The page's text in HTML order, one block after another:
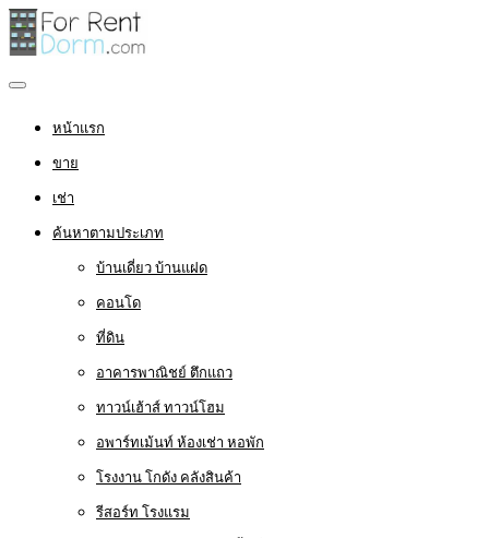
หน้าแรก
ขาย
เช่า
ค้นหาตามประเภท
บ้านเดี่ยว บ้านแฝด
คอนโด
ที่ดิน
อาคารพาณิชย์ ตึกแถว
ทาวน์เฮ้าส์ ทาวน์โฮม
อพาร์ทเม้นท์ ห้องเช่า หอพัก
โรงงาน โกดัง คลังสินค้า
รีสอร์ท โรงแรม